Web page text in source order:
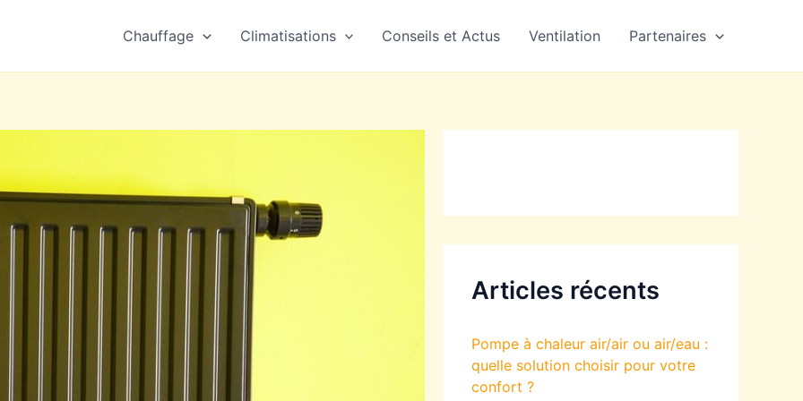
Chauffage Climatisations Conseils et Actus Ventilation Partenaires
Articles récents
Pompe à chaleur air/air ou air/eau :
quelle solution choisir pour votre
confort ?